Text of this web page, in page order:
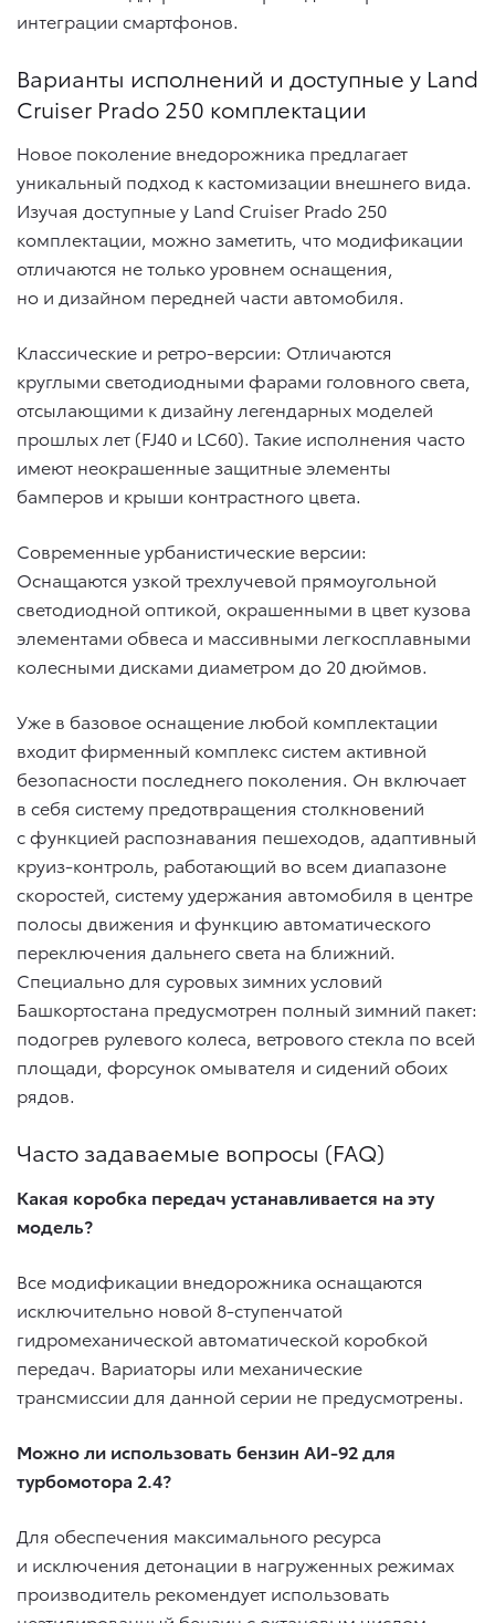
интеграции смартфонов.
Варианты исполнений и доступные у Land
Cruiser Prado 250 комплектации
Новое поколение внедорожника предлагает
уникальный подход к кастомизации внешнего вида.
Изучая доступные у Land Cruiser Prado 250
комплектации, можно заметить, что модификации
отличаются не только уровнем оснащения,
но и дизайном передней части автомобиля.
Классические и ретро-версии: Отличаются
круглыми светодиодными фарами головного света,
отсылающими к дизайну легендарных моделей
прошлых лет (FJ40 и LC60). Такие исполнения часто
имеют неокрашенные защитные элементы
бамперов и крыши контрастного цвета.
Современные урбанистические версии:
Оснащаются узкой трехлучевой прямоугольной
светодиодной оптикой, окрашенными в цвет кузова
элементами обвеса и массивными легкосплавными
колесными дисками диаметром до 20 дюймов.
Уже в базовое оснащение любой комплектации
входит фирменный комплекс систем активной
безопасности последнего поколения. Он включает
в себя систему предотвращения столкновений
с функцией распознавания пешеходов, адаптивный
круиз-контроль, работающий во всем диапазоне
скоростей, систему удержания автомобиля в центре
полосы движения и функцию автоматического
переключения дальнего света на ближний.
Специально для суровых зимних условий
Башкортостана предусмотрен полный зимний пакет:
подогрев рулевого колеса, ветрового стекла по всей
площади, форсунок омывателя и сидений обоих
рядов.
Часто задаваемые вопросы (FAQ)
Какая коробка передач устанавливается на эту
модель?
Все модификации внедорожника оснащаются
исключительно новой 8-ступенчатой
гидромеханической автоматической коробкой
передач. Вариаторы или механические
трансмиссии для данной серии не предусмотрены.
Можно ли использовать бензин АИ-92 для
турбомотора 2.4?
Для обеспечения максимального ресурса
и исключения детонации в нагруженных режимах
производитель рекомендует использовать